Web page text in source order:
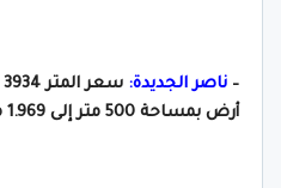
– ناصر الجديدة:
أرض بمساحة 500 متر إلى 1.969 مليون جنيه